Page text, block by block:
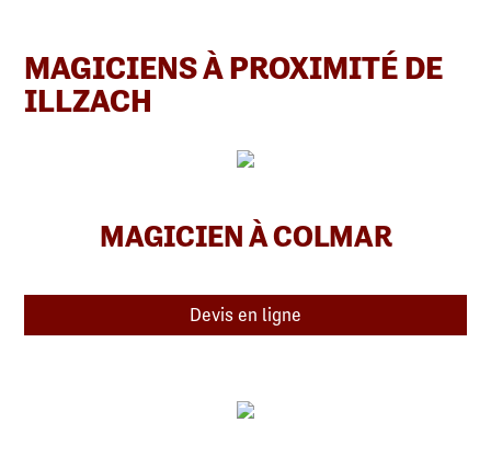
MAGICIENS À PROXIMITÉ DE
ILLZACH
MAGICIEN À COLMAR
Devis en ligne